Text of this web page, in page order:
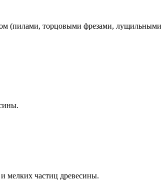
(пилами, торцовыми фрезами,
мелких частиц древесины.